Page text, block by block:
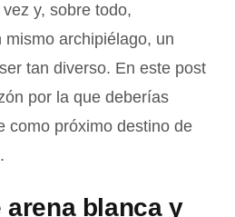
y, sobre todo,
archipiélago, un
tan diverso. En este post
por la que deberías
como próximo destino de
arena blanca y